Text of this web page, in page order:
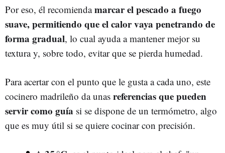
Por eso, él recomiendamarcar el pescado a fuego
suave, permitiendo que el calor vaya penetrando de
forma gradual, lo cual ayuda a mantener mejor su
textura y, sobre todo, evitar que se pierda humedad.
Para acertar con el punto que le gusta a cada uno, este
cocinero madrileño da unas referencias que pueden
servir como guía si se dispone de un termómetro, algo
que es muy útil si se quiere cocinar con precisión.